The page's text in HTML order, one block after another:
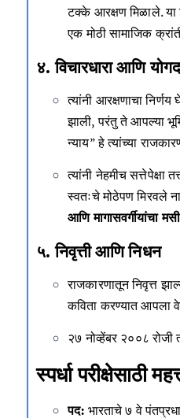
टक्के आरक्षण मिळाले. या
एक मोठी सामाजिक
४. विचारधारा आणि
त्यांनी आरक्षणाचा
झाली, परंतु ते आपल्या
न्याय” हे त्यांच्या
त्यांनी नेहमीच सत्तेपेक्षा
स्वतःचे मोठेपण मिरवले
आणि मागासवर्गीयांचा
५. निवृत्ती आणि निधन
राजकारणातून निवृत्त
कविता करण्यात
२७ नोव्हेंबर २००८ रोजी
स्पर्धा परीक्षेसाठी
पद: भारताचे ७ वे